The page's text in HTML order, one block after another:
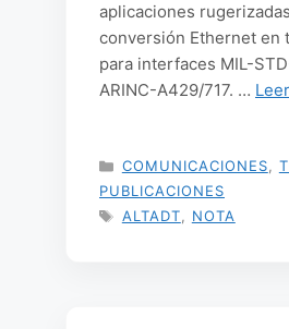
aplicaciones
conversión Ethernet en
para interfaces MIL-
ARINC-A429/717. …
CATEGORÍAS
COMUNICACIONES
PUBLICACIONES
ETIQUETAS
ALTADT NOTA